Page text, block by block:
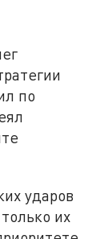
по
ударов
их